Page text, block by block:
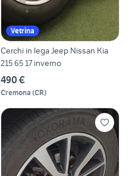
Vetrina
Cerchi in lega Jeep Nissan Kia
215 65 17 inverno
490 €
Cremona (CR)